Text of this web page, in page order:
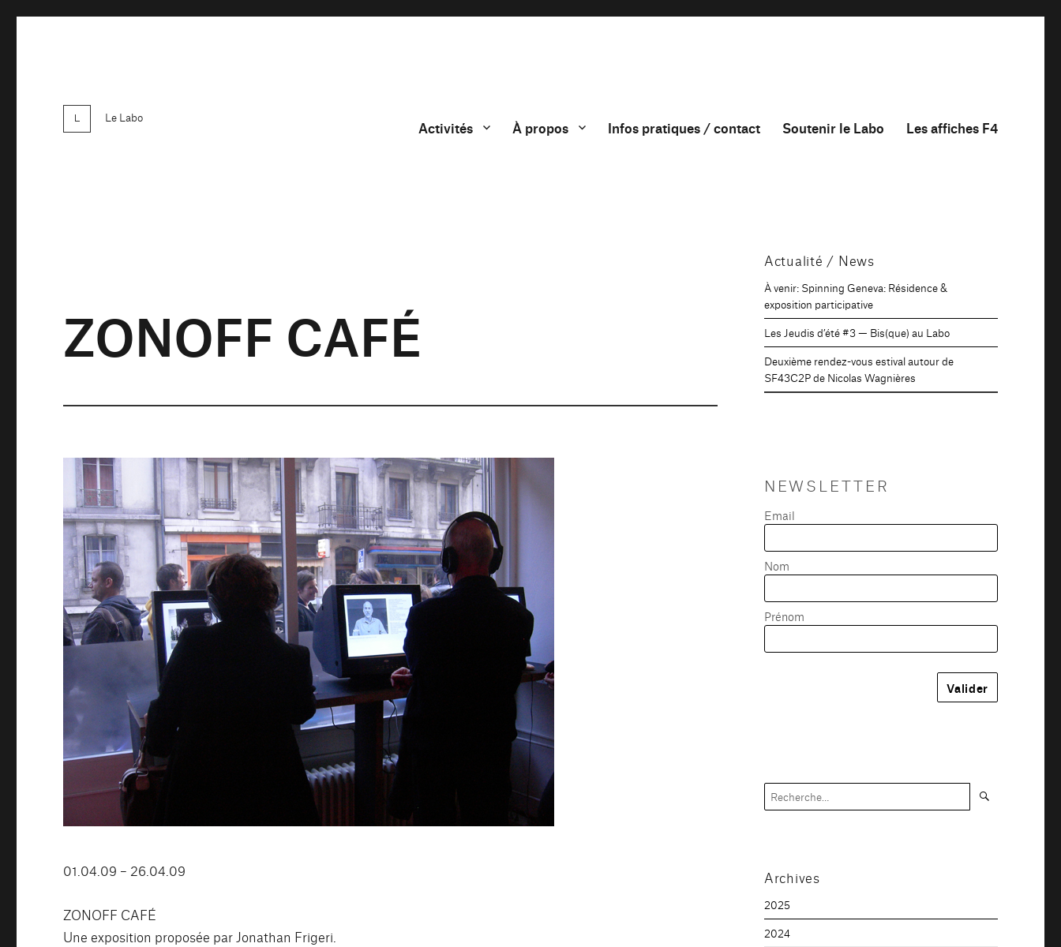
Le Labo
Activités À propos Infos pratiques / contact Soutenir le Labo Les affiches F4
ZONOFF CAFÉ
01.04.09 – 26.04.09
ZONOFF CAFÉ
Une exposition proposée par Jonathan Frigeri.
Actualité / News
À venir: Spinning Geneva: Résidence &
exposition participative
Les Jeudis d’été #3 — Bis(que) au Labo
Deuxième rendez-vous estival autour de
SF43C2P de Nicolas Wagnières
NEWSLETTER
Email
Nom
Prénom
Recherche
pour :
Archives
2025
2024